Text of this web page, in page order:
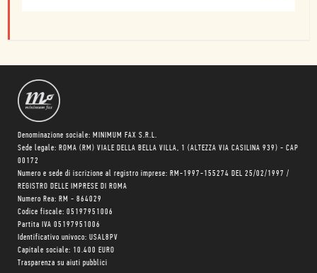
Denominazione sociale: MINIMUM FAX S.R.L.
Sede legale: ROMA (RM) VIALE DELLA BELLA VILLA, 1 (ALTEZZA VIA CASILINA 939) - CAP
00172
Numero e sede di iscrizione al registro imprese: RM-1997-155274 DEL 25/02/1997 /
REGISTRO DELLE IMPRESE DI ROMA
Numero Rea: RM - 864029
Codice fiscale: 05197951006
Partita IVA 05197951006
Identificativo univoco: USAL8PV
Capitale sociale: 10.400 EURO
Trasparenza su aiuti pubblici